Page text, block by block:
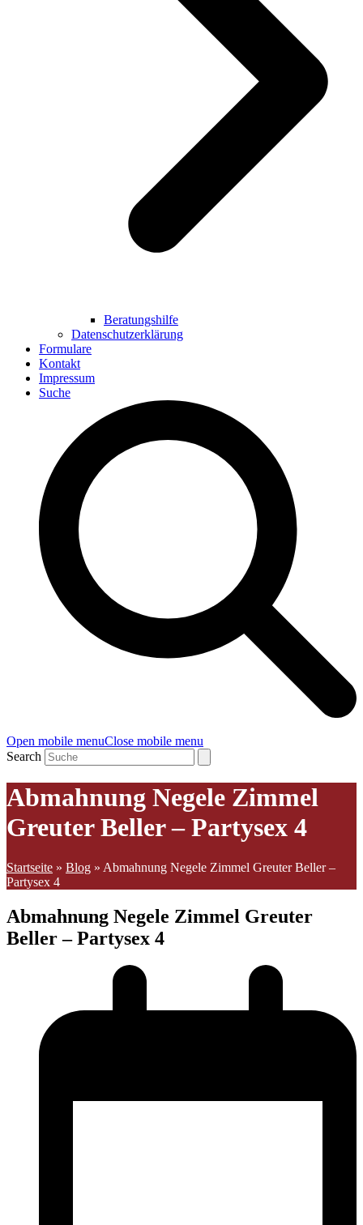
Beratungshilfe
Datenschutzerklärung
Formulare
Kontakt
Impressum
Suche
Open mobile menuClose mobile menu
Search
Abmahnung Negele Zimmel
Greuter Beller – Partysex 4
Startseite » Blog » Abmahnung Negele Zimmel Greuter Beller –
Partysex 4
Abmahnung Negele Zimmel Greuter
Beller – Partysex 4